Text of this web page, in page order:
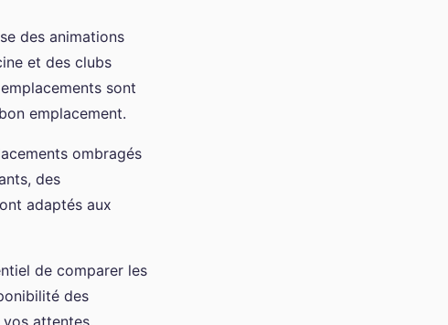
des animations
et des clubs
sont
emplacement.
ombragés
des
adaptés aux
de comparer les
des